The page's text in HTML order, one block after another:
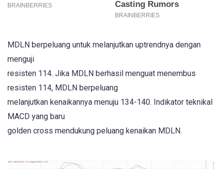
MDLN berpeluang untuk melanjutkan uptrendnya dengan
menguji
resisten 114. Jika MDLN berhasil menguat menembus
resisten 114, MDLN berpeluang
melanjutkan kenaikannya menuju 134-140. Indikator teknikal
MACD yang baru
golden cross mendukung peluang kenaikan MDLN.